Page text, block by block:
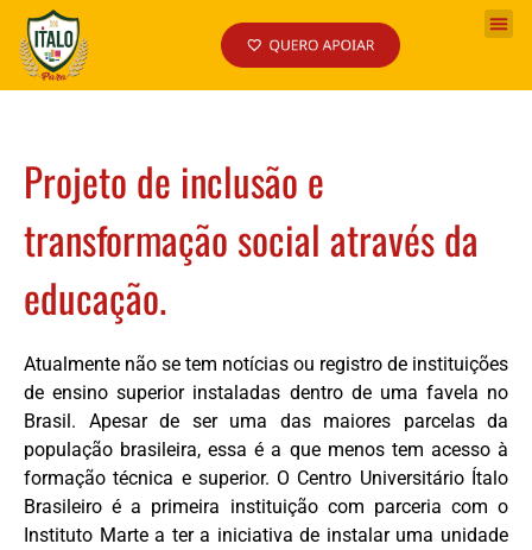
Projeto de inclusão e
transformação social através da
educação.
Atualmente não se tem notícias ou registro de instituições
de ensino superior instaladas dentro de uma favela no
Brasil. Apesar de ser uma das maiores parcelas da
população brasileira, essa é a que menos tem acesso à
formação técnica e superior. O Centro Universitário Ítalo
Brasileiro é a primeira instituição com parceria com o
Instituto Marte a ter a iniciativa de instalar uma unidade